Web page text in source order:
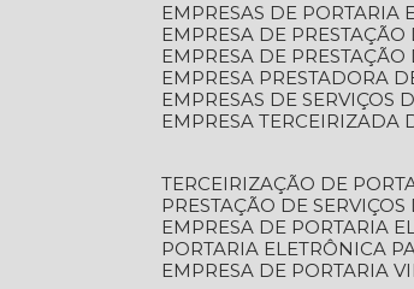
EMPRESAS DE
EMPRESA DE
EMPRESA DE
EMPRESA PRESTADORA
EMPRESAS DE SERVIÇOS
EMPRESA
TERCEIRIZAÇÃO DE
PRESTAÇÃO DE
EMPRESA DE PORTARIA
PORTARIA ELETRÔNICA
EMPRESA DE PORTARIA